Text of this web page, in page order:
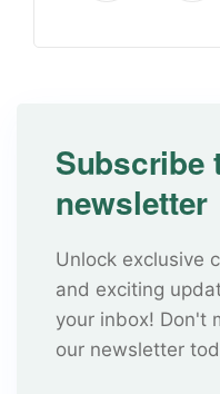
Subscribe
newsletter
Unlock exclusive
and exciting
your inbox! Don't
our newsletter